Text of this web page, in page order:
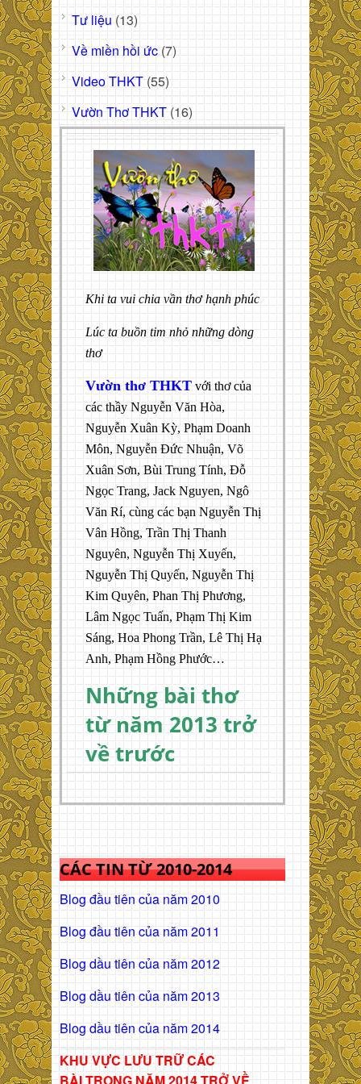
Tư liệu (13)
Về miền hồi ức (7)
Video THKT (55)
Vườn Thơ THKT (16)
Khi ta vui chia vần thơ hạnh phúc
Lúc ta buồn tim nhỏ những dòng
thơ
Vườn thơ THKT với thơ của
các thầy Nguyễn Văn Hòa,
Nguyễn Xuân Kỳ, Phạm Doanh
Môn, Nguyễn Đức Nhuận, Võ
Xuân Sơn, Bùi Trung Tính, Đỗ
Ngọc Trang, Jack Nguyen, Ngô
Văn Rí, cùng các bạn Nguyễn Thị
Vân Hồng, Trần Thị Thanh
Nguyên, Nguyễn Thị Xuyến,
Nguyễn Thị Quyến, Nguyễn Thị
Kim Quyên, Phan Thị Phương,
Lâm Ngọc Tuấn, Phạm Thị Kim
Sáng, Hoa Phong Trần, Lê Thị Hạ
Anh, Phạm Hồng Phước…
Những bài thơ
từ năm 2013 trở
về trước
CÁC TIN TỪ 2010-2014
Blog đầu tiên của năm 2010
Blog đầu tiên của năm 2011
Blog dầu tiên của năm 2012
Blog dầu tiên của năm 2013
Blog dầu tiên của năm 2014
KHU VỰC LƯU TRỮ CÁC